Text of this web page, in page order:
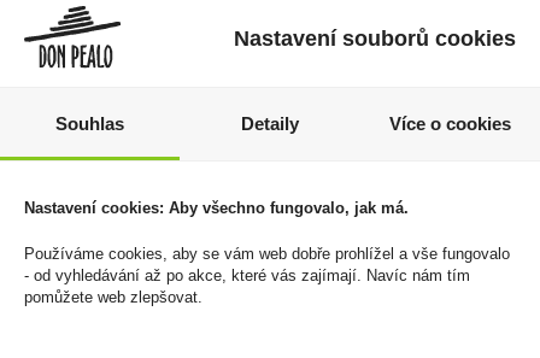
Chardonnay Zámek
Lednice Moravské
Vinařství Hraniční
109 Kč
Cena za:1 ks
Doutníky Candlelight
949 Kč
Skladem:50 - 100
krabiček
Nastavení souborů cookies
Souhlas Detaily Více o cookies
Nastavení cookies: Aby všechno fungovalo, jak má.
Používáme cookies, aby se vám web dobře prohlížel a vše fungovalo
- od vyhledávání až po akce, které vás zajímají. Navíc nám tím
pomůžete web zlepšovat.